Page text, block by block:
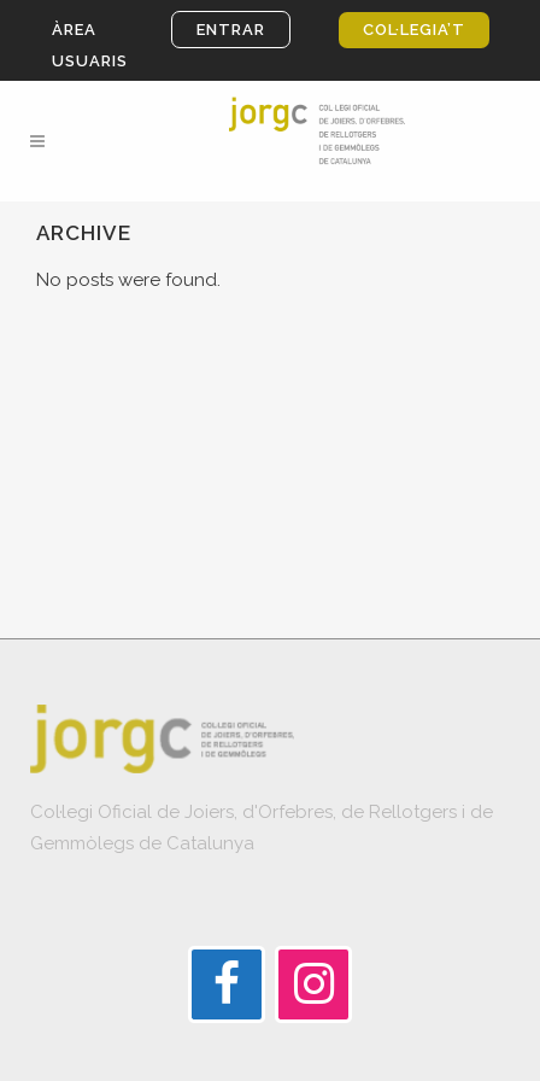
ÀREA
USUARIS
ENTRAR COL·LEGIA’T
ARCHIVE
No posts were found.
Col·legi Oficial de Joiers, d'Orfebres, de Rellotgers i de
Gemmòlegs de Catalunya